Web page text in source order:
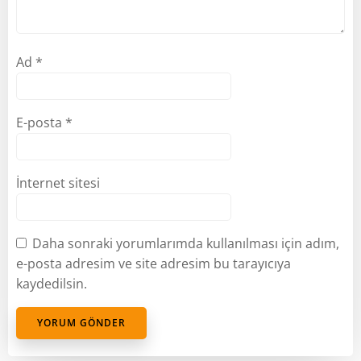
Ad *
E-posta *
İnternet sitesi
Daha sonraki yorumlarımda kullanılması için adım,
e-posta adresim ve site adresim bu tarayıcıya
kaydedilsin.